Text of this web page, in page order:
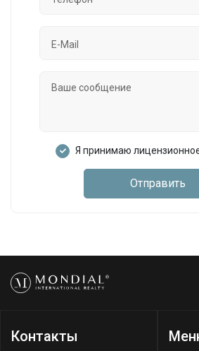
Я принимаю
Отправить
Контакты